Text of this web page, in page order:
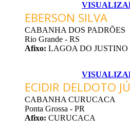
EBERSON SILVA
CABANHA DOS PADRÕES
Rio Grande - RS
Afixo: LAGOA DO JUSTINO
ECIDIR DELDOTO
CABANHA CURUCACA
Ponta Grossa - PR
Afixo: CURUCACA